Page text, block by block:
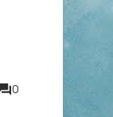
0